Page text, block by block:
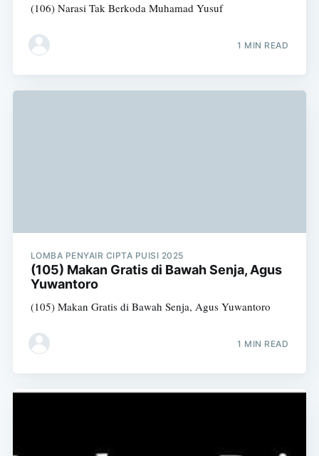
(106) Narasi Tak Berkoda Muhamad Yusuf
1 MIN READ
LOMBA PENYAIR CIPTA PUISI 2025
(105) Makan Gratis di Bawah Senja, Agus
Yuwantoro
(105) Makan Gratis di Bawah Senja, Agus Yuwantoro
1 MIN READ